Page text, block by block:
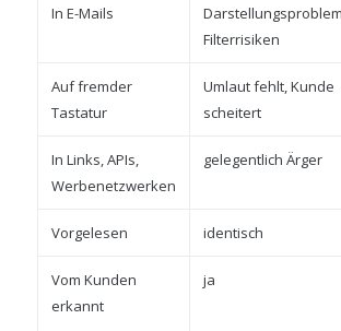
In E-Mails
Filterrisiken
Auf fremder
Tastatur
Umlaut fehlt, Kunde
scheitert
In Links, APIs,
Werbenetzwerken
gelegentlich Ärger
Vorgelesen identisch
Vom Kunden
erkannt
ja